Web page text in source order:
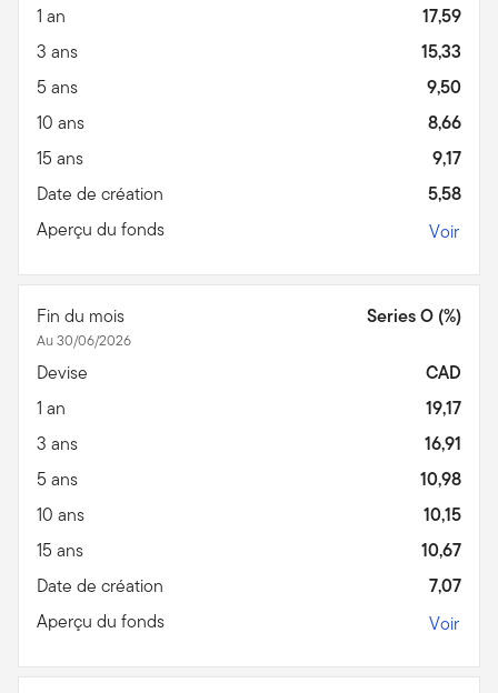
1 an
17,59
3 ans
15,33
5 ans
9,50
10 ans
8,66
15 ans
9,17
Date de création
5,58
Aperçu du fonds
Voir
Fin du mois
Au 30/06/2026
Series O (%)
Devise
CAD
1 an
19,17
3 ans
16,91
5 ans
10,98
10 ans
10,15
15 ans
10,67
Date de création
7,07
Aperçu du fonds
Voir